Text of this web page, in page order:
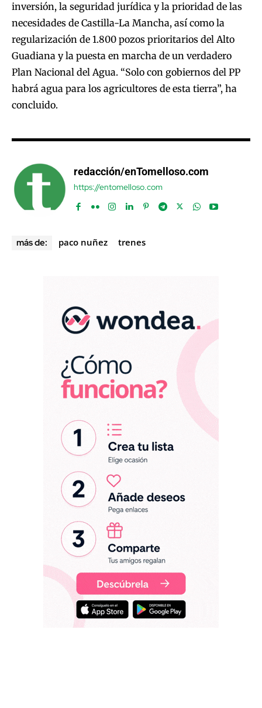
inversión, la seguridad jurídica y la prioridad de las
necesidades de Castilla-La Mancha, así como la
regularización de 1.800 pozos prioritarios del Alto
Guadiana y la puesta en marcha de un verdadero
Plan Nacional del Agua. “Solo con gobiernos del PP
habrá agua para los agricultores de esta tierra”, ha
concluido.
redacción/enTomelloso.com
https://entomelloso.com
más de: paco nuñez trenes